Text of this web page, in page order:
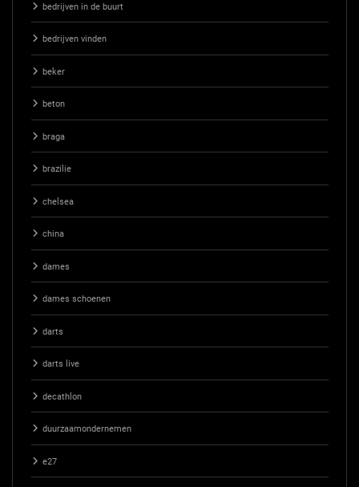
bedrijven in de buurt
bedrijven vinden
beker
beton
braga
brazilie
chelsea
china
dames
dames schoenen
darts
darts live
decathlon
duurzaamondernemen
e27